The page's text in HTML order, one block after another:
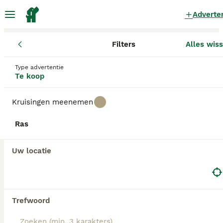
Filters Alles
Type advertentie
Te koop
Kruisingen meenemen
Ras
Uw locatie
Trefwoord
Pups te koop
GEBOOSTE PUPPY ADVERTENTIES